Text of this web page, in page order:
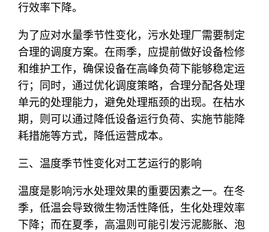
行效率下降。
为了应对水量季节性变化，污水处理厂需要制定
合理的调度方案。在雨季，应提前做好设备检修
和维护工作，确保设备在高峰负荷下能够稳定运
行；同时，通过优化调度策略，合理分配各处理
单元的处理能力，避免处理瓶颈的出现。在枯水
期，则可以通过降低设备运行负荷、实施节能降
耗措施等方式，降低运营成本。
三、温度季节性变化对工艺运行的影响
温度是影响污水处理效果的重要因素之一。在冬
季，低温会导致微生物活性降低，生化处理效率
下降；而在夏季，高温则可能引发污泥膨胀、泡